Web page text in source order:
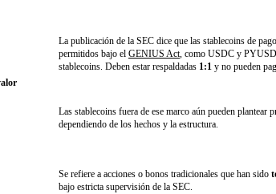
La publicación de la SEC dice que las stablecoins de
permitidos bajo el GENIUS Act, como USDC y
stablecoins. Deben estar respaldadas 1:1 y no pueden
Las stablecoins fuera de ese marco aún pueden plantear
dependiendo de los hechos y la estructura.
Se refiere a acciones o bonos tradicionales que han sido
bajo estricta supervisión de la SEC.